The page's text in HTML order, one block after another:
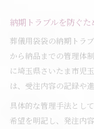
納期トラブルを防ぐ
葬儀用袋袋の納期トラ
から納品までの管理体
に埼玉県さいたま市児
は、受注内容の記録や
具体的な管理手法とし
希望を明記し、発注内